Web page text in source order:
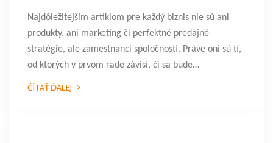
Najdôležitejším artiklom pre každý biznis nie sú ani
produkty, ani marketing či perfektné predajné
stratégie, ale zamestnanci spoločnosti. Práve oni sú tí,
od ktorých v prvom rade závisí, či sa bude…
ČÍTAŤ ĎALEJ